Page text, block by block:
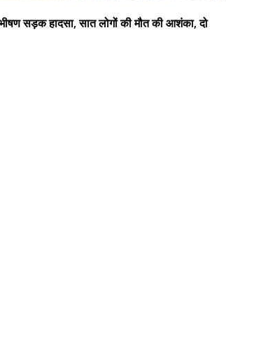
भीषण सड़क हादसा, सात लोगों की मौत की आशंका, दो